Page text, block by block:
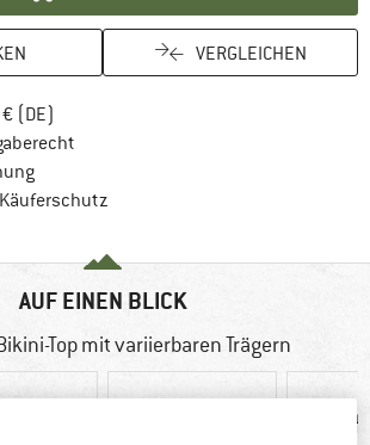
VERGLEICHEN
(DE)
Finde die Zahlungs-Infos hier! Öffnet
AUF EINEN BLICK
Top mit variierbaren Trägern